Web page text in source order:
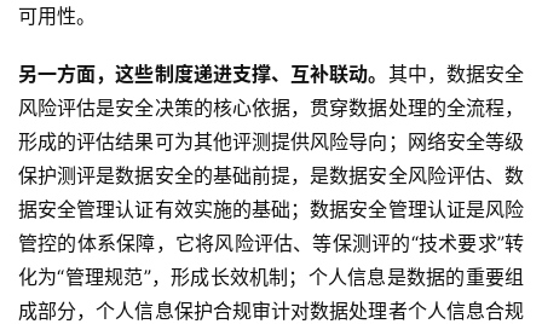
可用性。
另一方面，这些制度递进支撑、互补联动。 其中，数据安全
风险评估是安全决策的核心依据，贯穿数据处理的全流程，
形成的评估结果可为其他评测提供风险导向；网络安全等级
保护测评是数据安全的基础前提，是数据安全风险评估、数
据安全管理认证有效实施的基础；数据安全管理认证是风险
管控的体系保障，它将风险评估、等保测评的“技术要求”转
化为“管理规范”，形成长效机制；个人信息是数据的重要组
成部分，个人信息保护合规审计对数据处理者个人信息合规